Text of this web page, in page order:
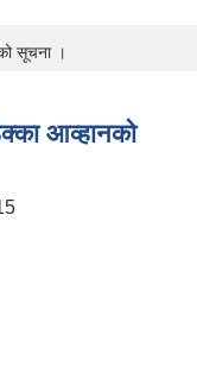
सूचना ।
आव्हानको